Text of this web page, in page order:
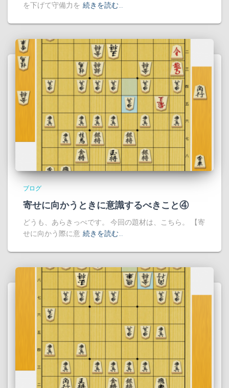
を下げて守備力を 続きを読む…
ブログ
寄せに向かうときに意識するべきこと④
どうも、あらきっぺです。 今回の題材は、こちら。 【寄
せに向かう際に意 続きを読む…